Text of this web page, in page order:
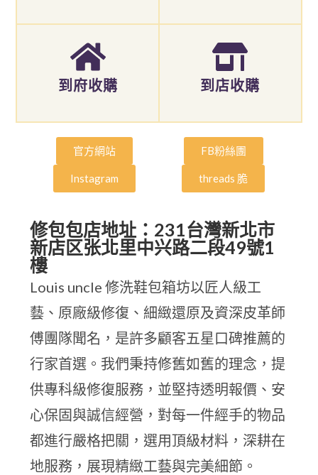
到府收購 到店收購
官方網站 FB粉絲團
Instagram threads 脆
修包包店地址：231台灣新北市
新店区张北里中兴路二段49號1
樓
Louis uncle 修洗鞋包箱坊以匠人級工
藝、原廠級修復、細緻還原及資深皮革師
傅團隊聞名，是許多顧客五星口碑推薦的
行家首選。我們秉持修舊如舊的理念，提
供專科級修復服務，並堅持透明報價、安
心保固與誠信經營，對每一件經手的物品
都進行嚴格把關，選用頂級材料，深耕在
地服務，展現精緻工藝與完美細節。